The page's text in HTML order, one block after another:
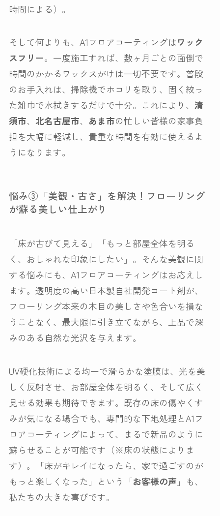
時間による）。
そして何よりも、A1フロアコーティングはワック
スフリー。一度施工すれば、数ヶ月ごとの面倒で
時間のかかるワックスがけは一切不要です。普段
のお手入れは、掃除機でホコリを取り、固く絞っ
た雑巾で水拭きするだけで十分。これにより、 清
須市、 北名古屋市、 あま市の忙しい皆様の家事負
担を大幅に軽減し、貴重な時間を有効に使えるよ
うになります。
悩み③「美観・古さ」を解決！フローリング
が蘇る美しい仕上がり
「床が古びて見える」「もっと部屋全体を明る
く、おしゃれな印象にしたい」。そんな美観に関
する悩みにも、A1フロアコーティングはお応えし
ます。透明度の高い日本製自社開発コート剤が、
フローリング本来の木目の美しさや色合いを損な
うことなく、最大限に引き立てながら、上品で深
みのある自然な光沢を与えます。
UV硬化技術による均一で滑らかな塗膜は、光を美
しく反射させ、お部屋全体を明るく、そして広く
見せる効果も期待できます。既存の床の傷やくす
みが気になる場合でも、専門的な下地処理とA1フ
ロアコーティングによって、まるで新品のように
蘇らせることが可能です（※床の状態によりま
す）。「床がキレイになったら、家で過ごすのが
もっと楽しくなった」という「お客様の声 」も、
私たちの大きな喜びです。